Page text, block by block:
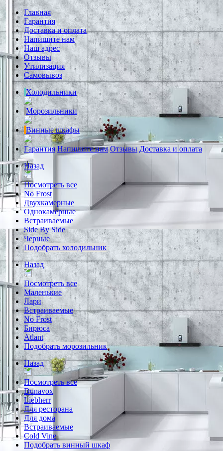
Главная
Гарантия
Доставка и оплата
Напишите нам
Наш адрес
Отзывы
Утилизация
Самовывоз
Холодильники
Морозильники
Винные шкафы
Гарантия Напишите нам Отзывы Доставка и оплата
Назад
Посмотреть все
No Frost
Двухкамерные
Однокамерные
Встраиваемые
Side By Side
Черные
Подобрать холодильник
Назад
Посмотреть все
Маленькие
Лари
Встраиваемые
No Frost
Бирюса
Atlant
Подобрать морозильник
Назад
Посмотреть все
Dunavox
Liebherr
Для ресторана
Для дома
Встраиваемые
Cold Vine
Подобрать винный шкаф